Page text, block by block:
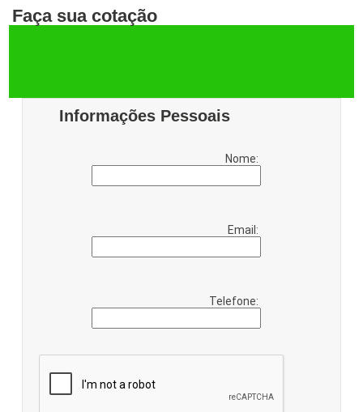
Faça sua cotação
Informações Pessoais
Nome:
Email:
Telefone: